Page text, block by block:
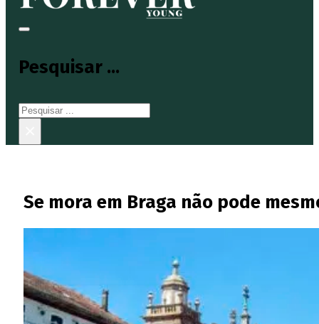
Pesquisar ...
Pesquisar
Se mora em Braga não pode